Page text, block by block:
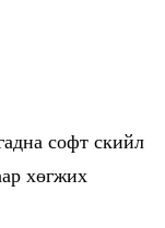
софт скийл
хөгжих